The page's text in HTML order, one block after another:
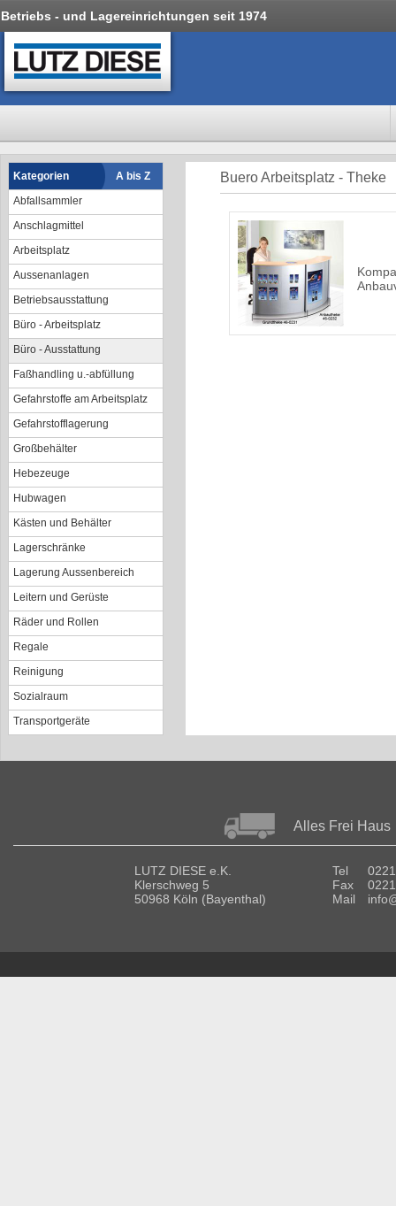
Betriebs - und Lagereinrichtungen seit 1974
Kategorien
A bis Z
Abfallsammler
Anschlagmittel
Arbeitsplatz
Aussenanlagen
Betriebsausstattung
Büro - Arbeitsplatz
Büro - Ausstattung
Faßhandling u.-abfüllung
Gefahrstoffe am Arbeitsplatz
Gefahrstofflagerung
Großbehälter
Hebezeuge
Hubwagen
Kästen und Behälter
Lagerschränke
Lagerung Aussenbereich
Leitern und Gerüste
Räder und Rollen
Regale
Reinigung
Sozialraum
Transportgeräte
Buero Arbeitsplatz - Theke
Alles Frei Haus
LUTZ DIESE e.K.
Klerschweg 5
50968 Köln (Bayenthal)
Tel
Fax
Mail